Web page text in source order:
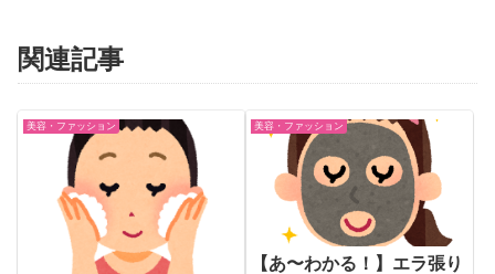
関連記事
美容・ファッション 美容・ファッション
【あ〜わかる！】エラ張り